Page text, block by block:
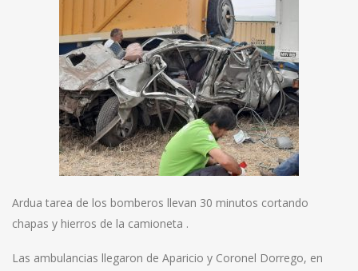
Ardua tarea de los bomberos llevan 30 minutos cortando
chapas y hierros de la camioneta .
Las ambulancias llegaron de Aparicio y Coronel Dorrego, en